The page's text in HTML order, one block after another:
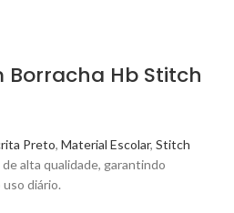
Borracha Hb Stitch
Preto, Material Escolar, Stitch
alta qualidade, garantindo
diário.